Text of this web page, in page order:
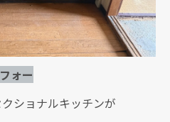
ォー
ショナルキッチンが